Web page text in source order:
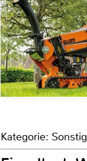
Kategorie: